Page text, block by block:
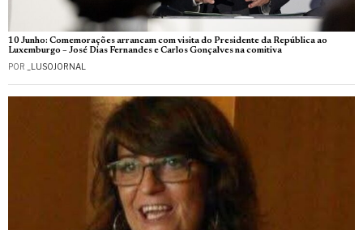
10 Junho: Comemorações arrancam com visita do Presidente da República ao
Luxemburgo – José Dias Fernandes e Carlos Gonçalves na comitiva
POR _LUSOJORNAL